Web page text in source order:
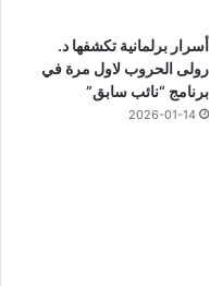
أسرار برلمانية تكشفها د.
رولى الحروب لاول مرة في
برنامج “نائب سابق”
2026-01-14